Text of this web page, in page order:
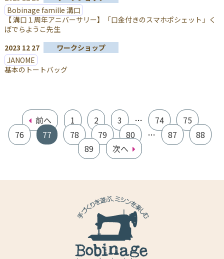
Bobinage famille 溝口
【 溝口１周年アニバーサリー】「口金付きのスマホポシェット」く
ぼでらようこ先生
2023 12 27
ワークショップ
JANOME
基本のトートバッグ
前へ 1 2 3 … 74
75
76
77 78 79 80 … 87
88
89
次へ